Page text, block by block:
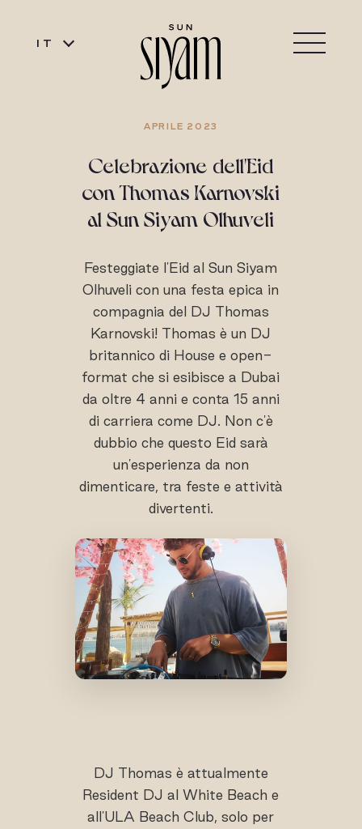
IT
APRILE 2023
Celebrazione dell'Eid
con Thomas Karnovski
al Sun Siyam Olhuveli
Festeggiate l'Eid al Sun Siyam
Olhuveli con una festa epica in
compagnia del DJ Thomas
Karnovski! Thomas è un DJ
britannico di House e open-
format che si esibisce a Dubai
da oltre 4 anni e conta 15 anni
di carriera come DJ. Non c'è
dubbio che questo Eid sarà
un'esperienza da non
dimenticare, tra feste e attività
divertenti.
DJ Thomas è attualmente
Resident DJ al White Beach e
all'ULA Beach Club, solo per